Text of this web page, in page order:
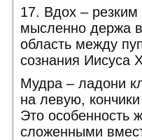
17. Вдох –
мысленно держа
область между
сознания Иисуса
Мудра – ладони
на левую,
Это особенность
сложенными